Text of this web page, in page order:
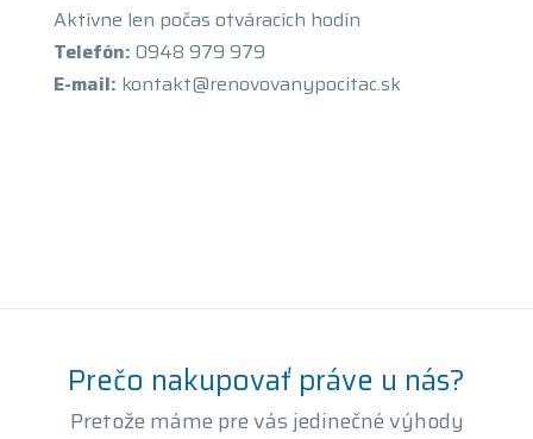
Aktívne len počas otváracích hodín
Telefón: 0948 979 979
E-mail: kontakt@renovovanypocitac.sk
Prečo nakupovať práve u nás?
Pretože máme pre vás jedinečné výhody